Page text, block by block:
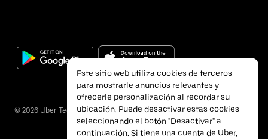
© 2026 Uber Technologies Inc.
Este sitio web utiliza cookies de terceros
para mostrarle anuncios relevantes y
ofrecerle personalización al recordar su
ubicación. Puede desactivar estas cookies
seleccionando el botón "Desactivar" a
continuación. Si tiene una cuenta de Uber,